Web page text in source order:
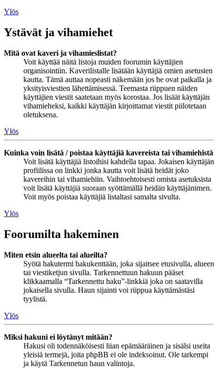
Ylös
Ystävät ja vihamiehet
Mitä ovat kaveri ja vihamieslistat?
Voit käyttää näitä listoja muiden foorumin käyttäjien
organisointiin. Kaverilistalle lisätään käyttäjiä omien asetusten
kautta. Tämä auttaa nopeasti näkemään jos he ovat paikalla ja
yksityisviestien lähettämisessä. Teemasta riippuen näiden
käyttäjien viestit saatetaan myös korostaa. Jos lisäät käyttäjän
vihamieheksi, kaikki käyttäjän kirjoittamat viestit piilotetaan
oletuksena.
Ylös
Kuinka voin lisätä / poistaa käyttäjiä kavereista tai vihamiehistä
Voit lisätä käyttäjiä listoihisi kahdella tapaa. Jokaisen käyttäjän
profiilissa on linkki jonka kautta voit lisätä heidät joko
kavereihin tai vihamiehiin. Vaihtoehtoisesti omista asetuksista
voit lisätä käyttäjiä suoraan syöttämällä heidän käyttäjänimen.
Voit myös poistaa käyttäjiä listaltasi samalta sivulta.
Ylös
Foorumilta hakeminen
Miten etsin alueelta tai alueilta?
Syötä hakutermi hakukenttään, joka sijaitsee etusivulla, alueen
tai viestiketjun sivulla. Tarkennettuun hakuun pääset
klikkaamalla “Tarkennettu haku”-linkkiä joka on saatavilla
jokaisella sivulla. Haun sijainti voi riippua käyttämästäsi
tyylistä.
Ylös
Miksi hakuni ei löytänyt mitään?
Hakusi oli todennäköisesti liian epämääräinen ja sisälsi useita
yleisiä termejä, joita phpBB ei ole indeksoinut. Ole tarkempi
ja käytä Tarkennetun haun valintoja.